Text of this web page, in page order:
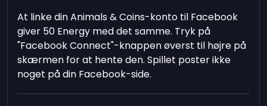
At linke din Animals & Coins-konto til Facebook
giver 50 Energy med det samme. Tryk på
"Facebook Connect"-knappen øverst til højre på
skærmen for at hente den. Spillet poster ikke
noget på din Facebook-side.